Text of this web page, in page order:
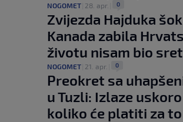
NOGOMET 28. apr. 0
Zvijezda Hajduka
Kanada zabila
životu nisam bio
NOGOMET 21. apr. 0
Preokret sa
u Tuzli: Izlaze
koliko će platiti za to